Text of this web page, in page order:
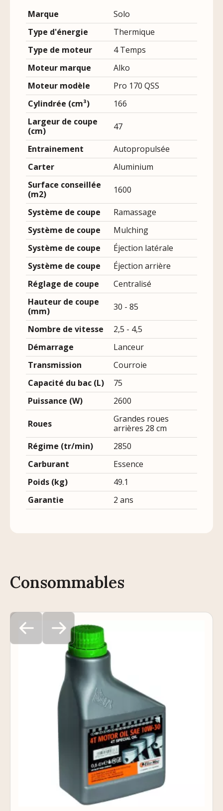
Marque
Solo
Type d'énergie
Thermique
Type de moteur
4 Temps
Moteur marque
Alko
Moteur modèle
Pro 170 QSS
Cylindrée (cm³)
166
Largeur de coupe
(cm)
47
Entrainement
Autopropulsée
Carter
Aluminium
Surface conseillée
(m2)
1600
Système de coupe
Ramassage
Système de coupe
Mulching
Système de coupe
Éjection latérale
Système de coupe
Éjection arrière
Réglage de coupe
Centralisé
Hauteur de coupe
(mm)
30 - 85
Nombre de vitesse
2,5 - 4,5
Démarrage
Lanceur
Transmission
Courroie
Capacité du bac (L)
75
Puissance (W)
2600
Roues
Grandes roues
arrières 28 cm
Régime (tr/min)
2850
Carburant
Essence
Poids (kg)
49.1
Garantie
2 ans
Consommables